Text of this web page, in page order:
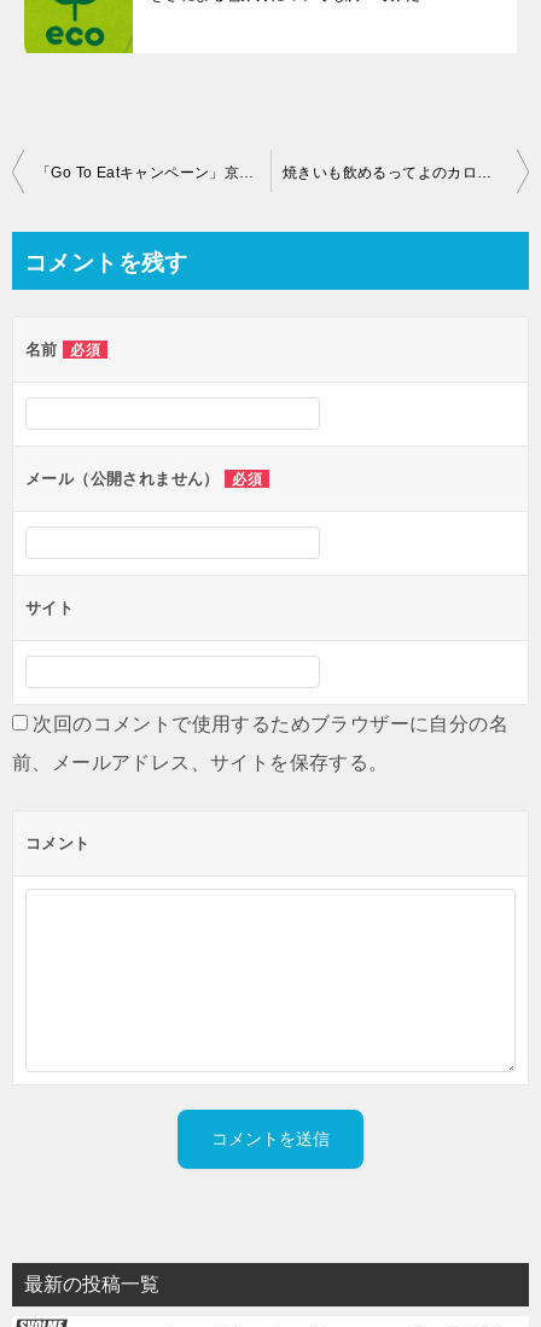
投
ビ
ー
シ
ョ
ン
コメントを残す
名前 必須
メール（公開されません） 必須
サイト
次回のコメントで使用するためブラウザーに自分の名
前、メールアドレス、サイトを保存する。
コメント
最新の投稿一覧